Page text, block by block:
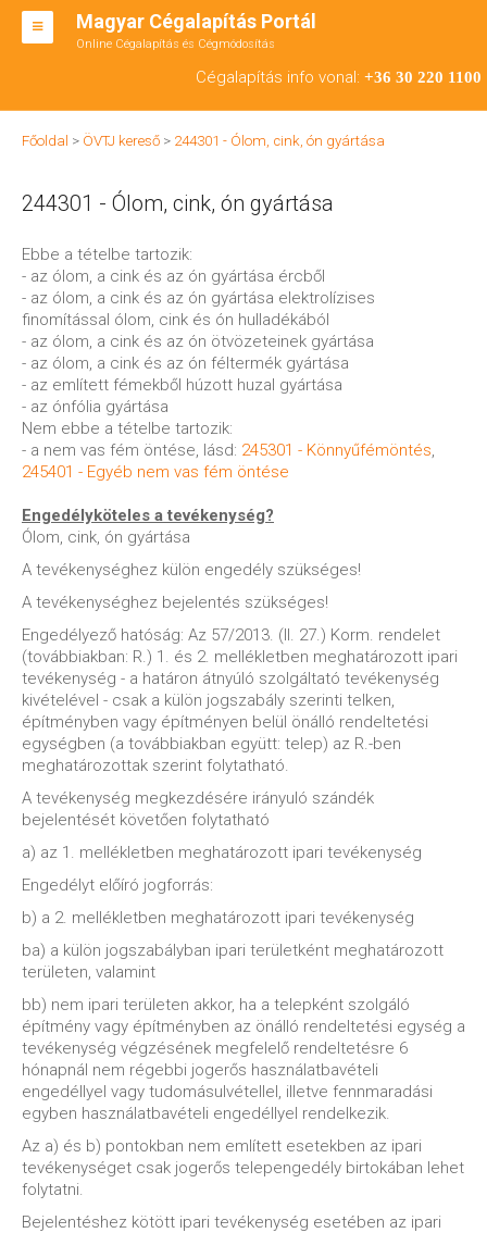
Magyar Cégalapítás Portál
Online Cégalapítás és Cégmódosítás
Cégalapítás info vonal: +36 30 220 1100
BT ALAPÍTÁS
CÉGMÓDOSÍTÁS
ÁTALAKULÁS
TEÁOR SZÁMOK '08
ENGEDÉLYKÖTELES
KAPCSOLAT
IRODÁK
Főoldal > ÖVTJ kereső > 244301 - Ólom, cink, ón gyártása
244301 - Ólom, cink, ón gyártása
Ebbe a tételbe tartozik:
- az ólom, a cink és az ón gyártása ércből
- az ólom, a cink és az ón gyártása elektrolízises
finomítással ólom, cink és ón hulladékából
- az ólom, a cink és az ón ötvözeteinek gyártása
- az ólom, a cink és az ón féltermék gyártása
- az említett fémekből húzott huzal gyártása
- az ónfólia gyártása
Nem ebbe a tételbe tartozik:
- a nem vas fém öntése, lásd: 245301 - Könnyűfémöntés,
245401 - Egyéb nem vas fém öntése
Engedélyköteles a tevékenység?
Ólom, cink, ón gyártása
A tevékenységhez külön engedély szükséges!
A tevékenységhez bejelentés szükséges!
Engedélyező hatóság: Az 57/2013. (II. 27.) Korm. rendelet
(továbbiakban: R.) 1. és 2. mellékletben meghatározott ipari
tevékenység - a határon átnyúló szolgáltató tevékenység
kivételével - csak a külön jogszabály szerinti telken,
építményben vagy építményen belül önálló rendeltetési
egységben (a továbbiakban együtt: telep) az R.-ben
meghatározottak szerint folytatható.
A tevékenység megkezdésére irányuló szándék
bejelentését követően folytatható
a) az 1. mellékletben meghatározott ipari tevékenység
Engedélyt előíró jogforrás:
b) a 2. mellékletben meghatározott ipari tevékenység
ba) a külön jogszabályban ipari területként meghatározott
területen, valamint
bb) nem ipari területen akkor, ha a telepként szolgáló
építmény vagy építményben az önálló rendeltetési egység a
tevékenység végzésének megfelelő rendeltetésre 6
hónapnál nem régebbi jogerős használatbavételi
engedéllyel vagy tudomásulvétellel, illetve fennmaradási
egyben használatbavételi engedéllyel rendelkezik.
Az a) és b) pontokban nem említett esetekben az ipari
tevékenységet csak jogerős telepengedély birtokában lehet
folytatni.
Bejelentéshez kötött ipari tevékenység esetében az ipari